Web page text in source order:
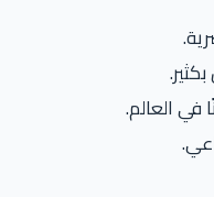
في العالم.